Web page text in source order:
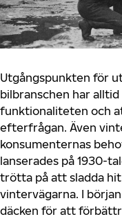
Utgångspunkten för
bilbranschen har
funktionaliteten och
efterfrågan. Även
konsumenternas
lanserades på 1930-
trötta på att sladda
vintervägarna. I
däcken för att